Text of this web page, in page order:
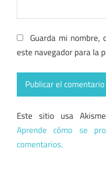
Guarda mi nombre,
este navegador para la
Este sitio usa
Aprende cómo se
comentarios.